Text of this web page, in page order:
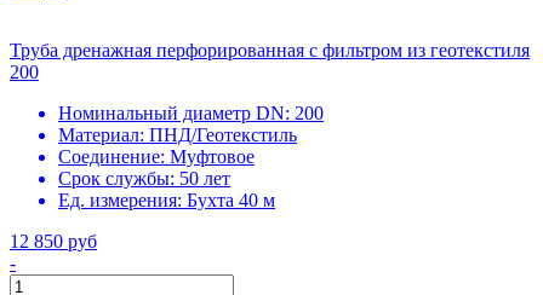
Труба дренажная перфорированная с фильтром из геотекстиля
200
Номинальный диаметр DN: 200
Материал: ПНД/Геотекстиль
Соединение: Муфтовое
Срок службы: 50 лет
Ед. измерения: Бухта 40 м
12 850 руб
-